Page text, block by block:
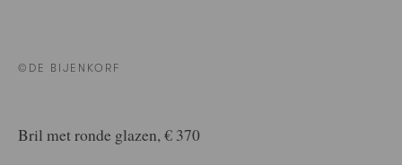
©DE BIJENKORF
Bril met ronde glazen, € 370